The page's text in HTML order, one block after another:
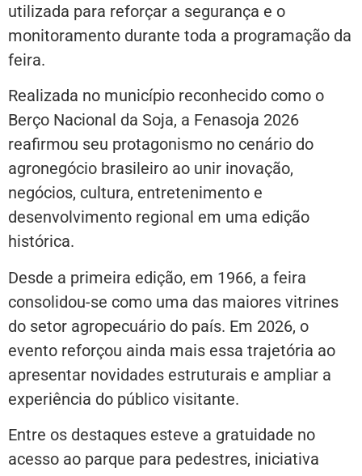
utilizada para reforçar a segurança e o
monitoramento durante toda a programação da
feira.
Realizada no município reconhecido como o
Berço Nacional da Soja, a Fenasoja 2026
reafirmou seu protagonismo no cenário do
agronegócio brasileiro ao unir inovação,
negócios, cultura, entretenimento e
desenvolvimento regional em uma edição
histórica.
Desde a primeira edição, em 1966, a feira
consolidou-se como uma das maiores vitrines
do setor agropecuário do país. Em 2026, o
evento reforçou ainda mais essa trajetória ao
apresentar novidades estruturais e ampliar a
experiência do público visitante.
Entre os destaques esteve a gratuidade no
acesso ao parque para pedestres, iniciativa